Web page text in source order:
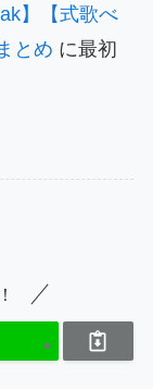
】【式歌べ
とめ に最初